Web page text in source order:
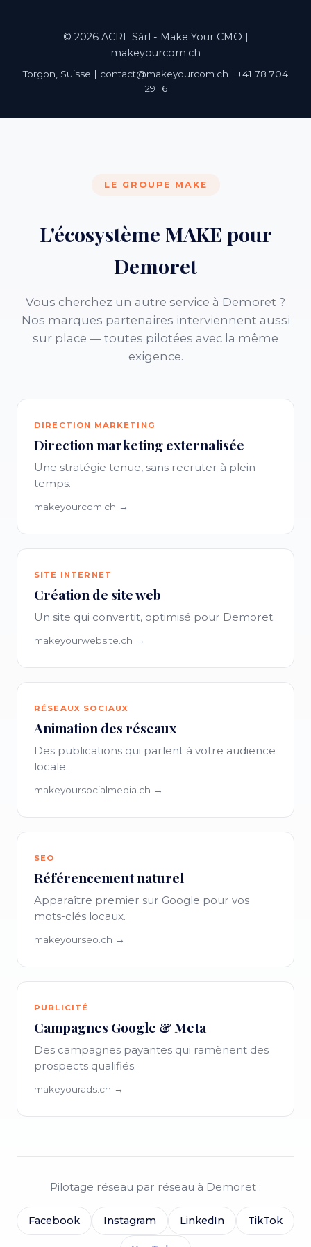
© 2026 ACRL Sàrl - Make Your CMO |
makeyourcom.ch
Torgon, Suisse | contact@makeyourcom.ch | +41 78 704
29 16
LE GROUPE MAKE
L'écosystème MAKE pour
Demoret
Vous cherchez un autre service à Demoret ?
Nos marques partenaires interviennent aussi
sur place — toutes pilotées avec la même
exigence.
DIRECTION MARKETING
Direction marketing externalisée
Une stratégie tenue, sans recruter à plein
temps.
makeyourcom.ch →
SITE INTERNET
Création de site web
Un site qui convertit, optimisé pour Demoret.
makeyourwebsite.ch →
RÉSEAUX SOCIAUX
Animation des réseaux
Des publications qui parlent à votre audience
locale.
makeyoursocialmedia.ch →
SEO
Référencement naturel
Apparaître premier sur Google pour vos
mots-clés locaux.
makeyourseo.ch →
PUBLICITÉ
Campagnes Google & Meta
Des campagnes payantes qui ramènent des
prospects qualifiés.
makeyourads.ch →
Pilotage réseau par réseau à Demoret :
Facebook Instagram LinkedIn TikTok